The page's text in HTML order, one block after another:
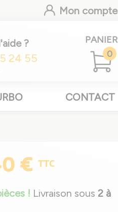
Mon compte
?
24 55
PANIER
0
CONTACT
€ TTC
! Livraison sous 2 à